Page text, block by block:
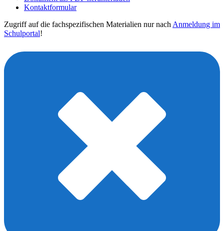
Kontaktformular
Zugriff auf die fachspezifischen Materialien nur nach Anmeldung im
Schulportal!